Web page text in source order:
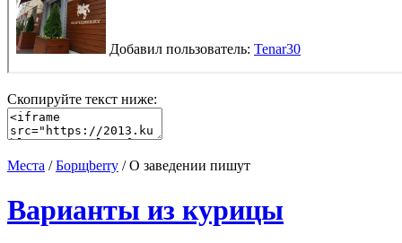
Скопируйте текст ниже:
Места /Борщberry / О заведении пишут
Варианты из курицы